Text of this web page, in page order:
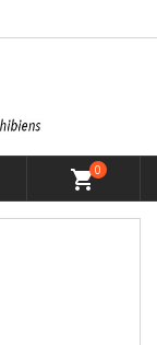
shopping_cart0